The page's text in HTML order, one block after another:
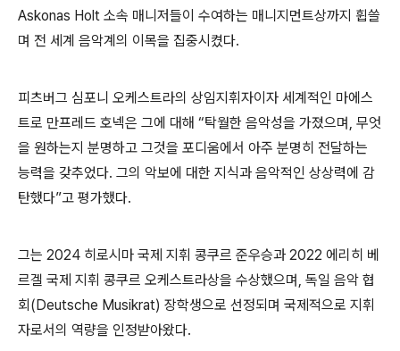
Askonas Holt 소속 매니저들이 수여하는 매니지먼트상까지 휩쓸
며 전 세계 음악계의 이목을 집중시켰다.
피츠버그 심포니 오케스트라의 상임지휘자이자 세계적인 마에스
트로 만프레드 호넥은 그에 대해 “탁월한 음악성을 가졌으며, 무엇
을 원하는지 분명하고 그것을 포디움에서 아주 분명히 전달하는
능력을 갖추었다. 그의 악보에 대한 지식과 음악적인 상상력에 감
탄했다”고 평가했다.
그는 2024 히로시마 국제 지휘 콩쿠르 준우승과 2022 에리히 베
르겔 국제 지휘 콩쿠르 오케스트라상을 수상했으며, 독일 음악 협
회 (Deutsche Musikrat) 장학생으로 선정되며 국제적으로 지휘
자로서의 역량을 인정받아왔다.